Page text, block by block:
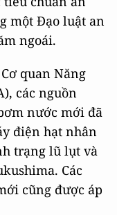
một Đạo luật an
ngoái.
quan Năng
các nguồn
nước mới đã
điện hạt nhân
trạng lũ lụt và
Các
cũng được áp